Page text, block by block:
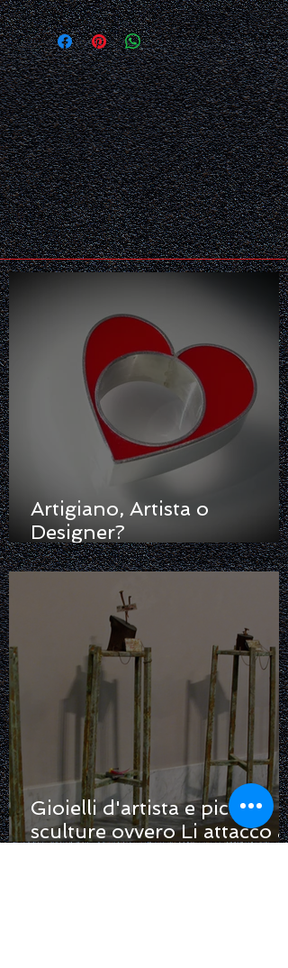
Artigiano, Artista o
Designer?
Raccontare/Raccontarsi
ovvero Gioielli in Gioco
Gioielli d'artista e piccole
sculture ovvero Li attacco al